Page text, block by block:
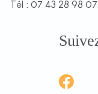
Tél : 07 43 28 98 07